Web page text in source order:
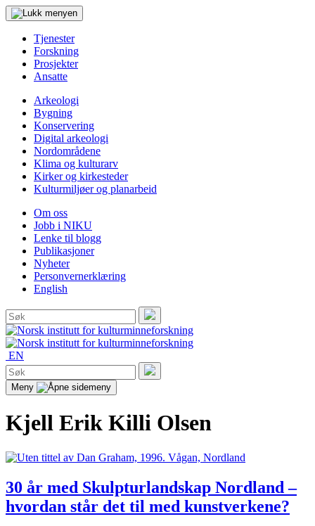
Tjenester
Forskning
Prosjekter
Ansatte
Arkeologi
Bygning
Konservering
Digital arkeologi
Nordområdene
Klima og kulturarv
Kirker og kirkesteder
Kulturmiljøer og planarbeid
Om oss
Jobb i NIKU
Lenke til blogg
Publikasjoner
Nyheter
Personvernerklæring
English
Søk
etter:
Søk
EN
Søk
etter:
Søk
Meny
Kjell Erik Killi Olsen
30 år med Skulpturlandskap Nordland –
hvordan står det til med kunstverkene?